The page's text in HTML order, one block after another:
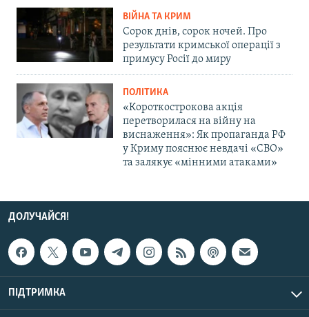
ВІЙНА ТА КРИМ
Сорок днів, сорок ночей. Про
результати кримської операції з
примусу Росії до миру
ПОЛІТИКА
«Короткострокова акція
перетворилася на війну на
виснаження»: Як пропаганда РФ
у Криму пояснює невдачі «СВО»
та залякує «мінними атаками»
ДОЛУЧАЙСЯ!
ПІДТРИМКА